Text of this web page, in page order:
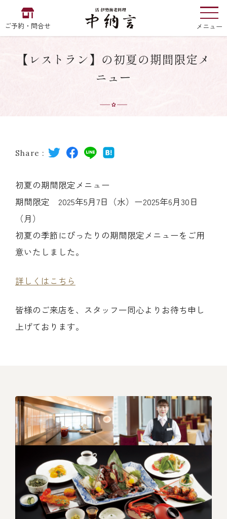
ご予約・問合せ メニュー
中納言 お食い初め
用途・シーン
二次会
レストラン
オンライン通販
(造り/焼物/蒸し/ボイル伊勢海老)
弁当宅配・仕出し
企業情報
プライバシーポリシー
ご意見・お問合せ
【レストラン】の初夏の期間限定メ
ニュー
Share :
初夏の期間限定メニュー
期間限定 2025年5月7日（水）ー2025年6月30日
（月）
初夏の季節にぴったりの期間限定メニューをご用
意いたしました。
詳しくはこちら
皆様のご来店を、スタッフ一同心よりお待ち申し
上げております。